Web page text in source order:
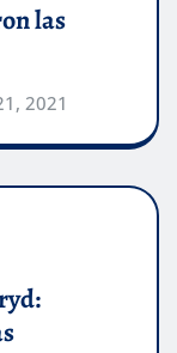
las
2021